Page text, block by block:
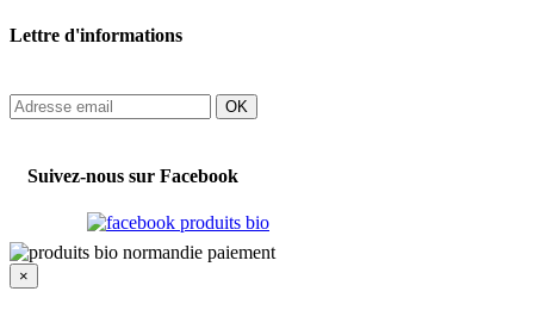
Lettre d'informations
OK
Suivez-nous sur Facebook
×